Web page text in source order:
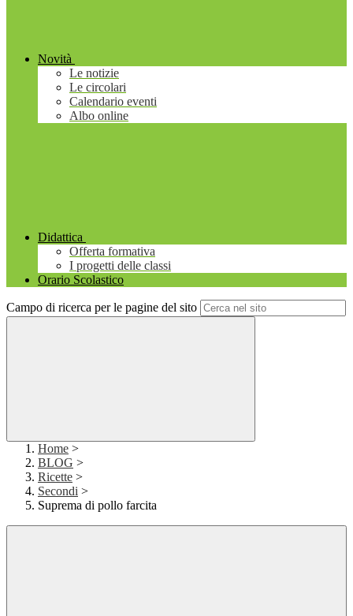
Novità
Le notizie
Le circolari
Calendario eventi
Albo online
Didattica
Offerta formativa
I progetti delle classi
Orario Scolastico
Campo di ricerca per le pagine del sito
Home >
BLOG >
Ricette >
Secondi >
Suprema di pollo farcita